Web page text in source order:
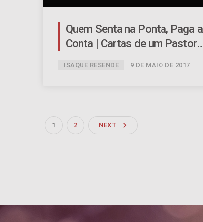
Quem Senta na Ponta, Paga a
Conta | Cartas de um Pastor
ISAQUE RESENDE 9 DE MAIO DE 2017
1 2 NEXT navigate_next